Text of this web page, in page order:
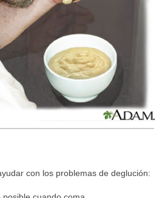
con los problemas de deglución: